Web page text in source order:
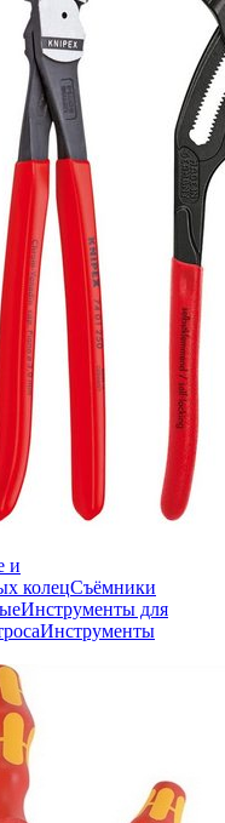
и
колецСъёмники
Инструменты для
Инструменты